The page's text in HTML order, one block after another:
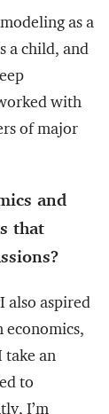
as a
a child, and
with
of major
and
that
also aspired
economics,
take an
to
I’m